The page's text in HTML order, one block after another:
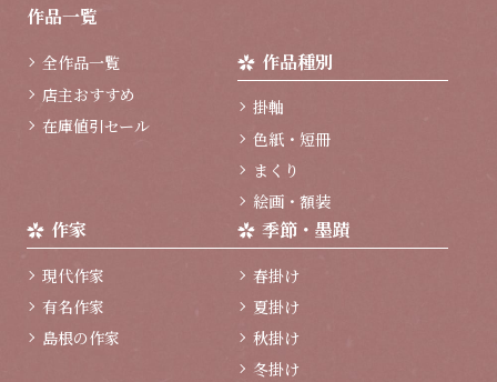
作品一覧
全作品一覧
店主おすすめ
在庫値引セール
作品種別
掛軸
色紙・短冊
まくり
絵画・額装
作家
現代作家
有名作家
島根の作家
季節・墨蹟
春掛け
夏掛け
秋掛け
冬掛け